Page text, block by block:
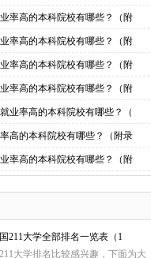
率高的本科院校有哪些？（附
率高的本科院校有哪些？（附
率高的本科院校有哪些？（附
率高的本科院校有哪些？（附
业率高的本科院校有哪些？（
高的本科院校有哪些？（附录
率高的本科院校有哪些？（附
211大学全部排名一览表（1
大学排名比较感兴趣，下面为大